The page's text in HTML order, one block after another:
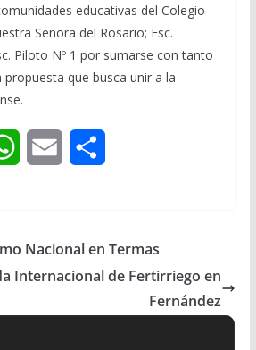
educativas del Colegio
Señora del Rosario; Esc.
Piloto Nº 1 por sumarse con tanto
que busca unir a la
W
t
i
Nacional en Termas
Internacional de Fertirriego en
Fernández